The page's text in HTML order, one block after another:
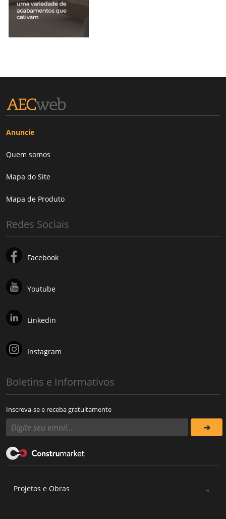
Anuncie
Quem somos
Mapa do Site
Mapa de Produto
Redes Sociais
Facebook
Youtube
Linkedin
Instagram
Boletins e Informativos
Inscreva-se e receba gratuitamente
Projetos e Obras